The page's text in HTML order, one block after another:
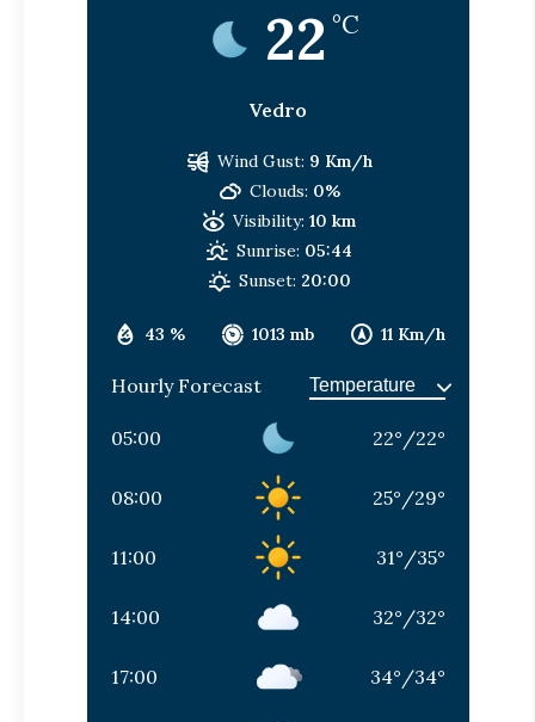
22 °C
Vedro
43 % 1013 mb 11 Km/h
Wind Gust: 9 Km/h
Clouds: 0%
Visibility: 10 km
Sunrise: 05:44
Sunset: 20:00
Hourly Forecast
05:00 22° /22°
08:00 25° /29°
11:00 31° /35°
14:00 32° /32°
17:00 34° /34°